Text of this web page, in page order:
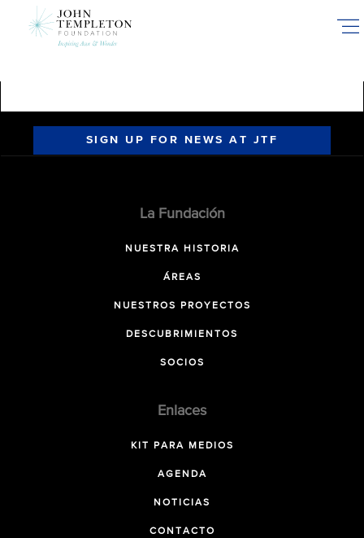
SIGN UP FOR NEWS AT JTF
La Fundación
NUESTRA HISTORIA
ÁREAS
NUESTROS PROYECTOS
DESCUBRIMIENTOS
SOCIOS
Enlaces
KIT PARA MEDIOS
AGENDA
NOTICIAS
CONTACTO